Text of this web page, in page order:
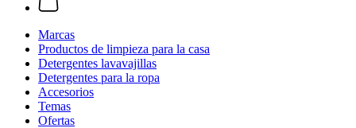
Marcas
Productos de limpieza para la casa
Detergentes lavavajillas
Detergentes para la ropa
Accesorios
Temas
Ofertas